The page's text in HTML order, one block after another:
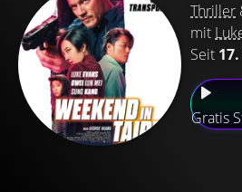
Thriller
mit
Seit
Gratis